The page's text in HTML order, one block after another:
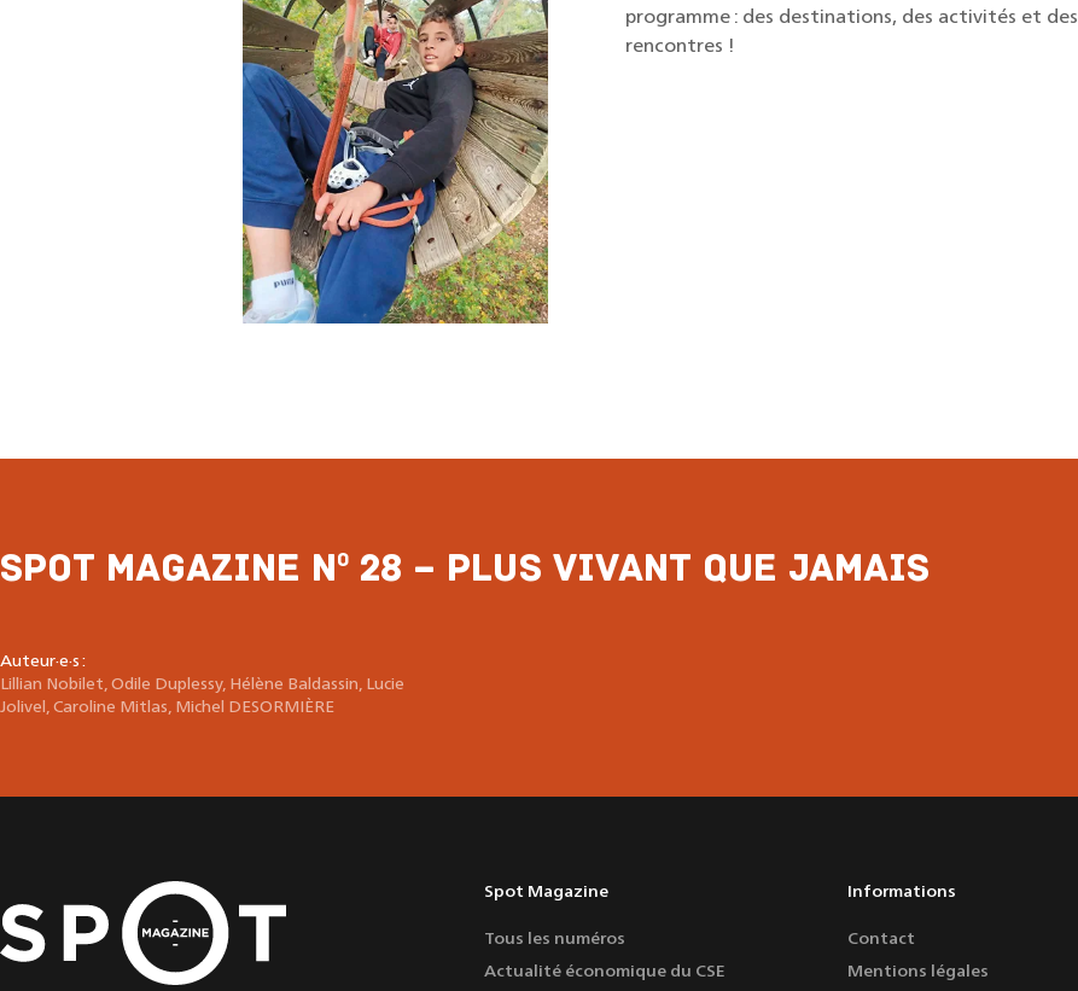
programme : des destinations, des activités et des
rencontres !
Spot Magazine no 28 – Plus vivant que jamais
Auteur·e·s :
Lillian Nobilet Odile Duplessy, Hélène Baldassin Lucie
Jolivel
Caroline Mitlas Michel DESORMIÈRE
Spot Magazine
Tous les numéros
Actualité économique du CSE
Informations
Contact
Mentions légales